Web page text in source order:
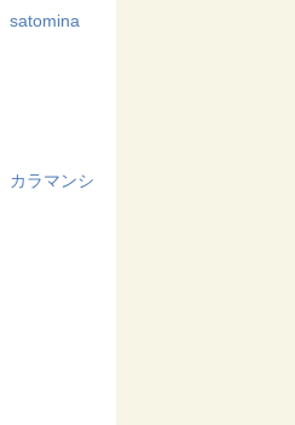
satomina
カラマンシ